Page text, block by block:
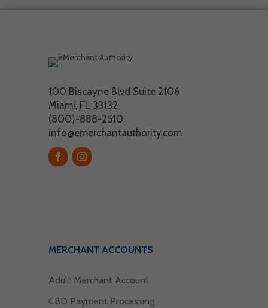
100 Biscayne Blvd Suite 2106
Miami, FL 33132
(800)-888-2510
info@emerchantauthority.com
MERCHANT ACCOUNTS
Adult Merchant Account
CBD Payment Processing